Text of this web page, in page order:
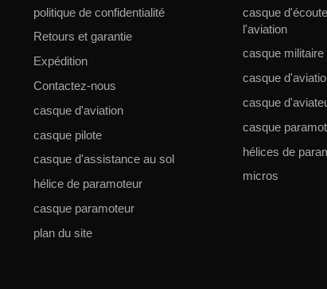
politique de confidentialité
Retours et garantie
Expédition
Contactez-nous
casque d'aviation
casque pilote
casque d'assistance au sol
hélice de paramoteur
casque paramoteur
plan du site
casque
l'aviation
casque militaire
casque
casque
casque
hélices de
micros